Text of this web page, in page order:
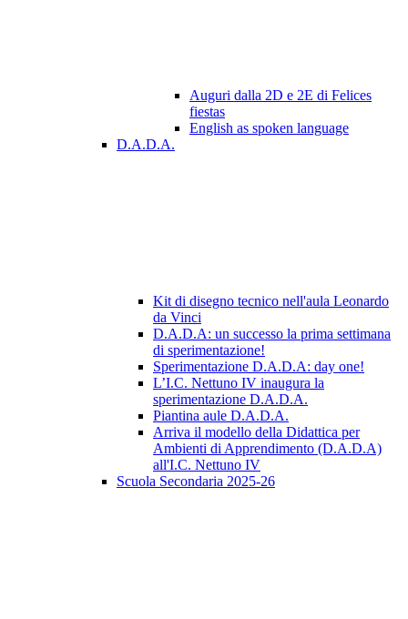
Auguri dalla 2D e 2E di Felices
fiestas
English as spoken language
D.A.D.A.
Kit di disegno tecnico nell'aula Leonardo
da Vinci
D.A.D.A: un successo la prima settimana
di sperimentazione!
Sperimentazione D.A.D.A: day one!
L’I.C. Nettuno IV inaugura la
sperimentazione D.A.D.A.
Piantina aule D.A.D.A.
Arriva il modello della Didattica per
Ambienti di Apprendimento (D.A.D.A)
all'I.C. Nettuno IV
Scuola Secondaria 2025-26